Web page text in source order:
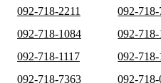
092-718-2211
092-
092-718-1084
092-
092-718-1117
092-718-
092-718-7363
092-